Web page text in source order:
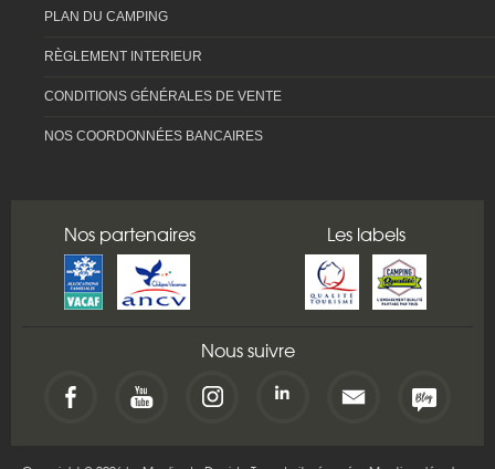
PLAN DU CAMPING
RÈGLEMENT INTERIEUR
CONDITIONS GÉNÉRALES DE VENTE
NOS COORDONNÉES BANCAIRES
Nos partenaires Les labels
Nous suivre